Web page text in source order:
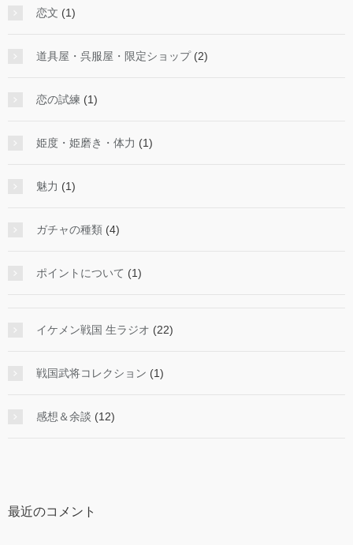
恋文 (1)
道具屋・呉服屋・限定ショップ(2)
恋の試練 (1)
姫度・姫磨き・体力 (1)
魅力 (1)
ガチャの種類 (4)
ポイントについて (1)
イケメン戦国 生ラジオ (22)
戦国武将コレクション (1)
感想＆余談 (12)
最近のコメント